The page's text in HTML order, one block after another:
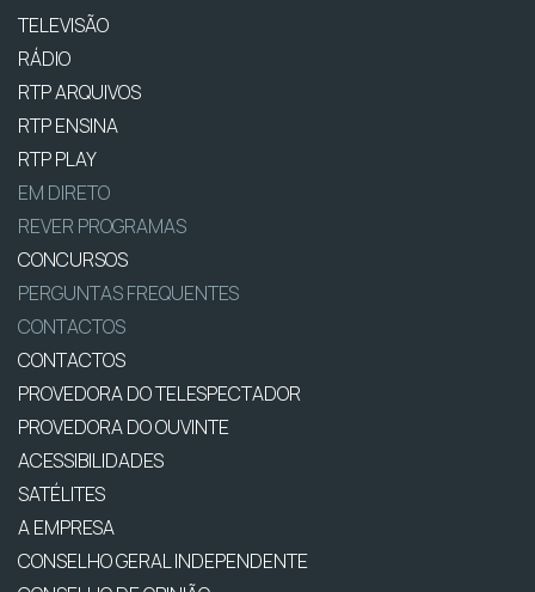
TELEVISÃO
RÁDIO
RTP ARQUIVOS
RTP ENSINA
RTP PLAY
EM DIRETO
REVER PROGRAMAS
CONCURSOS
PERGUNTAS FREQUENTES
CONTACTOS
CONTACTOS
PROVEDORA DO TELESPECTADOR
PROVEDORA DO OUVINTE
ACESSIBILIDADES
SATÉLITES
A EMPRESA
CONSELHO GERAL INDEPENDENTE